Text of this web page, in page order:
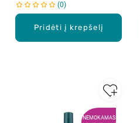
Pridėti į krepšelį
0
NEMOKAMAS